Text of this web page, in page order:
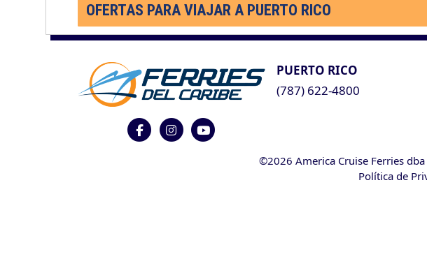
OFERTAS PARA VIAJAR A PUERTO RICO
PUERTO RICO
(787) 622-4800
©2026 America Cruise Ferries
Política de